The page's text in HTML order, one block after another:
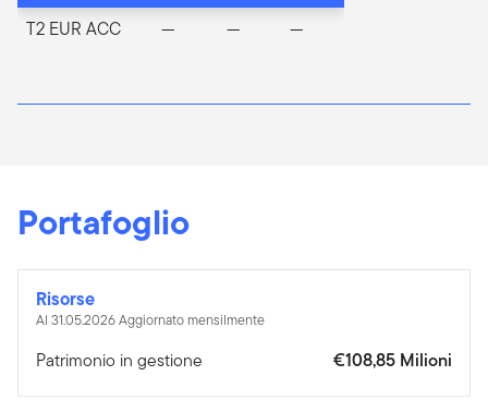
T2 EUR ACC
— — —
Portafoglio
Risorse
Al 31.05.2026 Aggiornato mensilmente
Patrimonio in gestione €108,85 Milioni